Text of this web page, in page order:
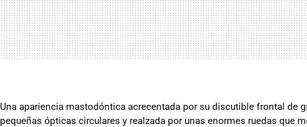
Una apariencia mastodóntica acrecentada por su discutible frontal de
pequeñas ópticas circulares y realzada por unas enormes ruedas que